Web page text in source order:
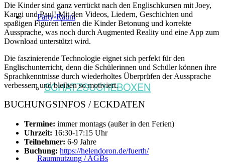
Party-Raum
SCHATZSUCHEBOXEN
Raumnutzung / AGBs
Die Kinder sind ganz verrückt nach den Englischkursen mit Joey,
Kangi und Paul! Mit den Videos, Liedern, Geschichten und
spaßigen Figuren lernen die Kinder Betonung und korrekte
Aussprache, was noch durch Augmented Reality und eine App zum
Download unterstützt wird.
Die faszinierende Technologie eignet sich perfekt für den
Englischunterricht, denn die Schülerinnen und Schüler können ihre
Sprachkenntnisse durch wiederholtes Überprüfen der Aussprache
verbessern und bleiben so motiviert.
BUCHUNGSINFOS / ECKDATEN
Termine: immer montags (außer in den Ferien)
Uhrzeit: 16:30-17:15 Uhr
Teilnehmer: 6-9 Jahre
Buchung: https://helendoron.de/fuerth/